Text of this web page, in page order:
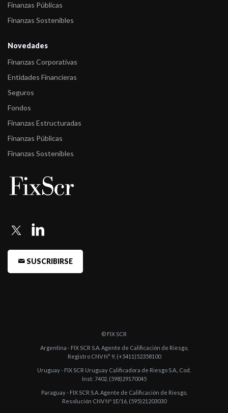
Finanzas Públicas
Finanzas Sostenibles
Novedades
Finanzas Corporativas
Entidades Financieras
Seguros
Fondos
Finanzas Estructuradas
Finanzas Públicas
Finanzas Sostenibles
SUSCRIBIRSE
© FIX SCR
Argentina - FIX SCR S.A. Agente de Calificación de Riesgo,
Registro CNV N° 9, (+5411)52358100
Uruguay - FIX SCR Uruguay Calificadora de Riesgo S.A., Cod.
Inst: 7402, (598)29170045
Paraguay - FIX SCR S.A. Agente de Calificación de Riesgo,
Resolución CNV Nº 1E/16, (595)21203030